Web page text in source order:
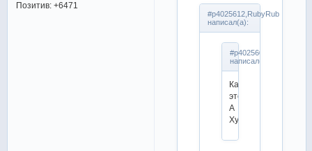
Позитив: +6471
#p4025612,RubyRub
написал(а):
#p4025609,aleksey71
написал(а):
Как
это?
А
Худайбердиева?